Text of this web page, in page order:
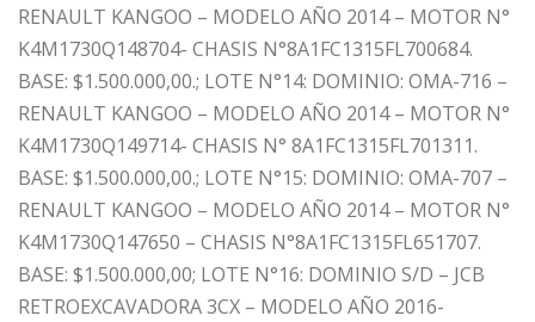
RENAULT KANGOO – MODELO AÑO 2014 – MOTOR N°
K4M1730Q148704- CHASIS N°8A1FC1315FL700684.
BASE: $1.500.000,00.; LOTE N°14: DOMINIO: OMA-716 –
RENAULT KANGOO – MODELO AÑO 2014 – MOTOR N°
K4M1730Q149714- CHASIS N° 8A1FC1315FL701311.
BASE: $1.500.000,00.; LOTE N°15: DOMINIO: OMA-707 –
RENAULT KANGOO – MODELO AÑO 2014 – MOTOR N°
K4M1730Q147650 – CHASIS N°8A1FC1315FL651707.
BASE: $1.500.000,00; LOTE N°16: DOMINIO S/D – JCB
RETROEXCAVADORA 3CX – MODELO AÑO 2016-